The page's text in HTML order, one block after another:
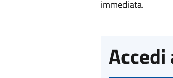
immediata.